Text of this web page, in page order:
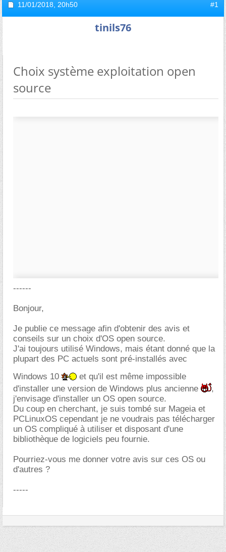
11/01/2018, 20h50 #1
tinils76
Choix système exploitation open
source
------
Bonjour,
Je publie ce message afin d'obtenir des avis et
conseils sur un choix d'OS open source.
J'ai toujours utilisé Windows, mais étant donné que la
plupart des PC actuels sont pré-installés avec
Windows 10
et qu'il est même impossible
d'installer une version de Windows plus ancienne
,
j'envisage d'installer un OS open source.
Du coup en cherchant, je suis tombé sur Mageia et
PCLinuxOS cependant je ne voudrais pas télécharger
un OS compliqué à utiliser et disposant d'une
bibliothèque de logiciels peu fournie.
Pourriez-vous me donner votre avis sur ces OS ou
d'autres ?
-----